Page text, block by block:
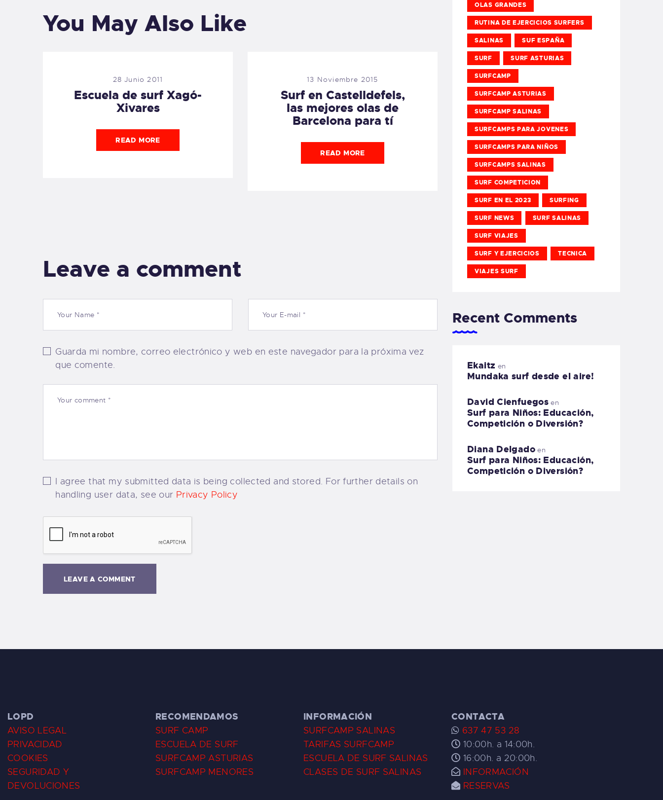
You May Also Like
28 Junio 2011
Escuela de surf Xagó-
Xivares
READ MORE
13 Noviembre 2015
Surf en Castelldefels,
las mejores olas de
Barcelona para tí
READ MORE
Leave a comment
Guarda mi nombre, correo electrónico y web en este navegador para la próxima vez
que comente.
I agree that my submitted data is being collected and stored. For further details on
handling user data, see our Privacy Policy
OLAS GRANDES
RUTINA DE EJERCICIOS SURFERS
SALINAS SUF ESPAÑA
SURF SURF ASTURIAS
SURFCAMP
SURFCAMP ASTURIAS
SURFCAMP SALINAS
SURFCAMPS PARA JOVENES
SURFCAMPS PARA NIÑOS
SURFCAMPS SALINAS
SURF COMPETICION
SURF EN EL 2023 SURFING
SURF NEWS SURF SALINAS
SURF VIAJES
SURF Y EJERCICIOS TECNICA
VIAJES SURF
Recent Comments
Ekaitz en
Mundaka surf desde el aire!
David Cienfuegos en
Surf para Niños: Educación,
Competición o Diversión?
Diana Delgadoen
Surf para Niños: Educación,
Competición o Diversión?
LOPD
AVISO LEGAL
PRIVACIDAD
COOKIES
SEGURIDAD Y
DEVOLUCIONES
RECOMENDAMOS
SURF CAMP
ESCUELA DE SURF
SURFCAMP ASTURIAS
SURFCAMP MENORES
INFORMACIÓN
SURFCAMP SALINAS
TARIFAS SURFCAMP
ESCUELA DE SURF SALINAS
CLASES DE SURF SALINAS
CONTACTA
637 47 53 28
10:00h. a 14:00h.
16:00h. a 20:00h.
INFORMACIÓN
RESERVAS